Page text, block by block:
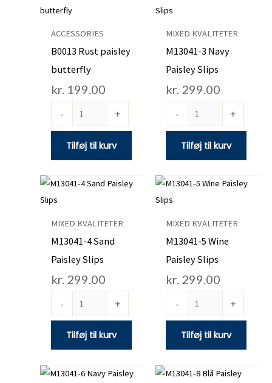
ACCESSORIES
B0013 Rust paisley
butterfly
kr.199.00
-
Rust
+
Tilføj til kurv
MIXED KVALITETER
M13041-3 Navy
Paisley Slips
kr. 299.00
-
3
antal
+
Tilføj til kurv
MIXED KVALITETER
M13041-4 Sand
Paisley Slips
kr.299.00
-
M13041-
4
antal
+
Tilføj til kurv
MIXED KVALITETER
M13041-5 Wine
Paisley Slips
kr. 299.00
-
M13041-
5
antal
+
Tilføj til kurv
M13041-
M13041-